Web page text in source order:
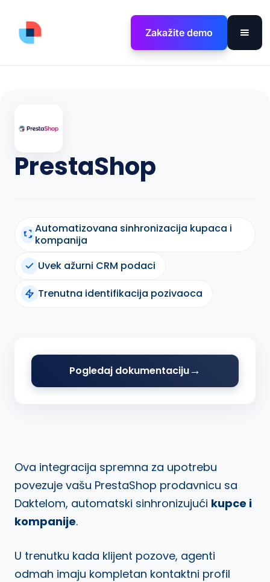
Zakažite demo
PrestaShop
Automatizovana sinhronizacija kupaca i
kompanija
Uvek ažurni CRM podaci
Trenutna identifikacija pozivaoca
Ova integracija spremna za upotrebu
povezuje vašu PrestaShop prodavnicu sa
Daktelom, automatski sinhronizujući kupce i
kompanije.
U trenutku kada klijent pozove, agenti
odmah imaju kompletan kontaktni profil
Pogledaj dokumentaciju